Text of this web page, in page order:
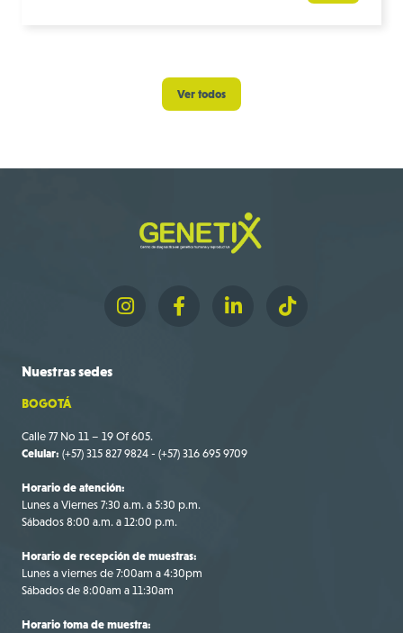
Ver todos
Nuestrassedes
BOGOTÁ
Calle 77 No 11 – 19 Of 605.
Celular: (+57) 315 827 9824 - (+57) 316 695 9709
Horario de atención:
Lunes a Viernes 7:30 a.m. a 5:30 p.m.
Sábados 8:00 a.m. a 12:00 p.m.
Horario de recepción de muestras:
Lunes a viernes de 7:00am a 4:30pm
Sábados de 8:00am a 11:30am
Horario toma de muestra: